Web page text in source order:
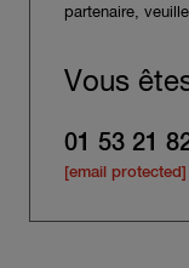
partenaire,
Vous
01 53 21
[email protected]